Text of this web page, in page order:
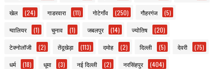
खेल (24) गाडरवारा (11) गोटेगाँव (250) गौहरगंज (5)
ग्वालियर (1) चुनाव (1) जबलपुर (14) ज्योतिष (20)
टेक्नोलॉजी (2) तेंदूखेड़ा (113) दमोह (2) दिल्ली (5) देवरी (75)
धर्म (18) धूमा (3) नई दिल्ली (2) नरसिंहपुर (404)